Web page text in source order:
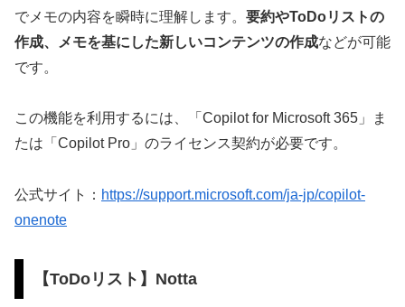
でメモの内容を瞬時に理解します。 要約やToDoリストの
作成、メモを基にした新しいコンテンツの作成などが可能
です。
この機能を利用するには、「Copilot for Microsoft 365」ま
たは「Copilot Pro」のライセンス契約が必要です。
公式サイト： https://support.microsoft.com/ja-jp/copilot-
onenote
【ToDoリスト】Notta